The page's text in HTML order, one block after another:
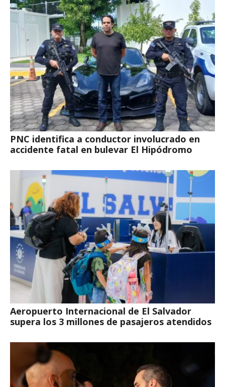
PNC identifica a conductor involucrado en
accidente fatal en bulevar El Hipódromo
Aeropuerto Internacional de El Salvador
supera los 3 millones de pasajeros atendidos